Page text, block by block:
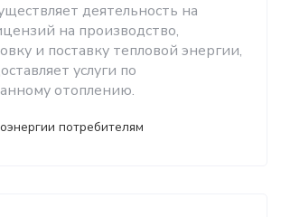
деятельность на
на производство,
и поставку тепловой энергии,
услуги по
отоплению.
потребителям